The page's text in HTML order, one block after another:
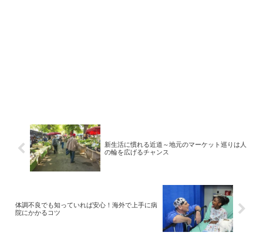
新生活に慣れる近道～地元のマーケット巡りは人
の輪を広げるチャンス
体調不良でも知っていれば安心！海外で上手に病
院にかかるコツ